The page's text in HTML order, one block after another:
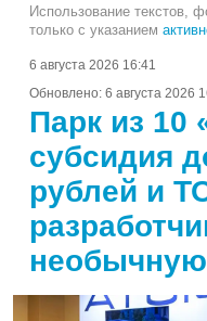
Использование текстов,
только с указанием
6 августа 2026 16:41
Обновлено: 6 августа 2026
Парк из 10
субсидия
рублей и